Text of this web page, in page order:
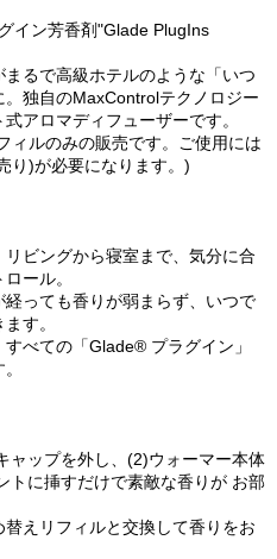
イン芳香剤"Glade PlugIns
るで高級ホテルのような「いつ
独自のMaxControlテクノロジー
アロマディフューザーです。
ルのみの販売です。ご使用には
り)が必要になります。)
ビングから寝室まで、気分に合
ール。
っても香りが弱まらず、いつで
す。
べての「Glade® プラグイン」
ャップを外し、(2)ウォーマー本体
トに挿すだけで素敵な香りが お部
えリフィルと交換して香りをお